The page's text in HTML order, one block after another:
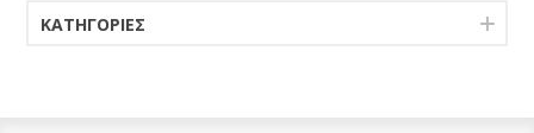
ΚΑΤΗΓΟΡΊΕΣ